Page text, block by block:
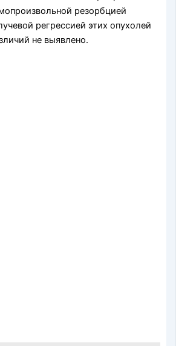
резорбцией
регрессией этих опухолей
не выявлено.